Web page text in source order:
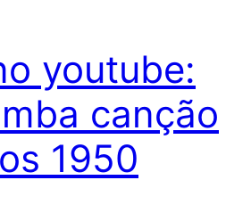
youtube:
canção
1950